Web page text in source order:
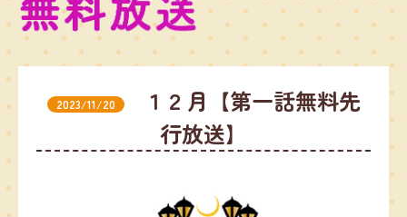
2023/11/20
１２月【第一話無料先
行放送】